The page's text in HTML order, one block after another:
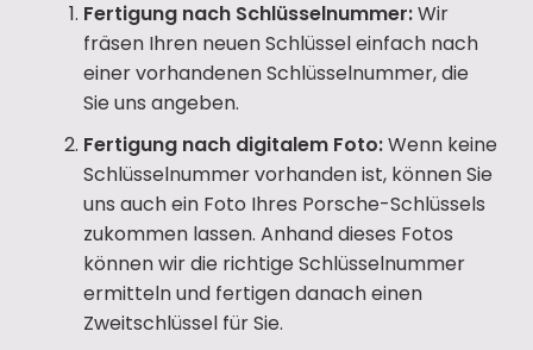
Fertigung nach Schlüsselnummer:Wir
fräsen Ihren neuen Schlüssel einfach nach
einer vorhandenen Schlüsselnummer, die
Sie uns angeben.
Fertigung nach digitalem Foto:Wenn keine
Schlüsselnummer vorhanden ist, können Sie
uns auch ein Foto Ihres Porsche-Schlüssels
zukommen lassen. Anhand dieses Fotos
können wir die richtige Schlüsselnummer
ermitteln und fertigen danach einen
Zweitschlüssel für Sie.